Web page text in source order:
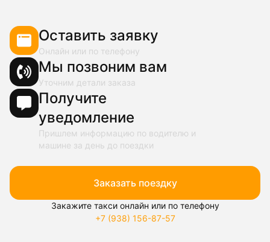
Оставить заявку
Онлайн или по телефону
Мы позвоним вам
Уточним детали заказа
Получите
уведомление
Пришлем информацию по водителю и
машине за день до поездки
Заказать поездку
Закажите такси онлайн или по телефону
+7 (938) 156-87-57